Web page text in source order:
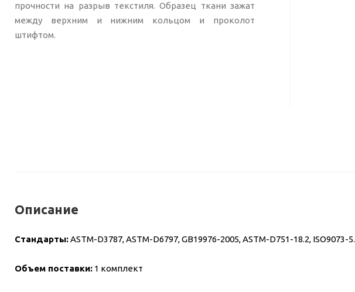
прочности на разрыв текстиля. Образец ткани зажат
между верхним и нижним кольцом и проколот
штифтом.
Описание
Стандарты:ASTM-D3787, ASTM-D6797, GB19976-2005, ASTM-D751-18.2, ISO9073-5.
Объем поставки: 1 комплект